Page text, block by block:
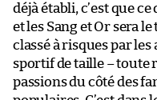
déjà établi, c’est que
et les Sang et Or sera
classé à risques par les
sportif de taille – toute
passions du côté des